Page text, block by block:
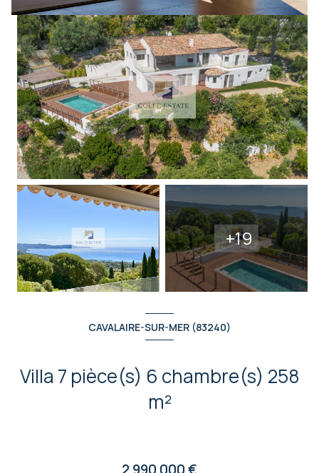
+19
CAVALAIRE-SUR-MER (83240)
Villa 7 pièce(s) 6 chambre(s) 258
m²